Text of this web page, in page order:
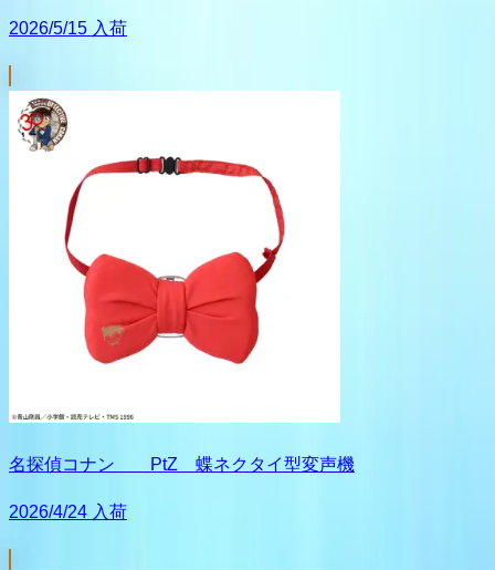
2026/5/15 入荷
名探偵コナン PtZ 蝶ネクタイ型変声機
2026/4/24 入荷